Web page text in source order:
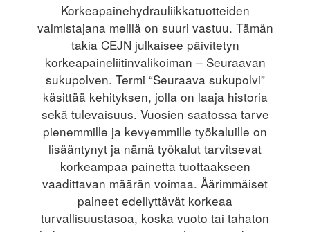
Korkeapainehydrauliikkatuotteiden
valmistajana meillä on suuri vastuu. Tämän
takia CEJN julkaisee päivitetyn
korkeapaineliitinvalikoiman – Seuraavan
sukupolven. Termi “Seuraava sukupolvi”
käsittää kehityksen, jolla on laaja historia
sekä tulevaisuus. Vuosien saatossa tarve
pienemmille ja kevyemmille työkaluille on
lisääntynyt ja nämä työkalut tarvitsevat
korkeampaa painetta tuottaakseen
vaadittavan määrän voimaa. Äärimmäiset
paineet edellyttävät korkeaa
turvallisuustasoa, koska vuoto tai tahaton